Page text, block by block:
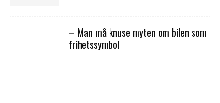
– Man må knuse myten om bilen som
frihetssymbol